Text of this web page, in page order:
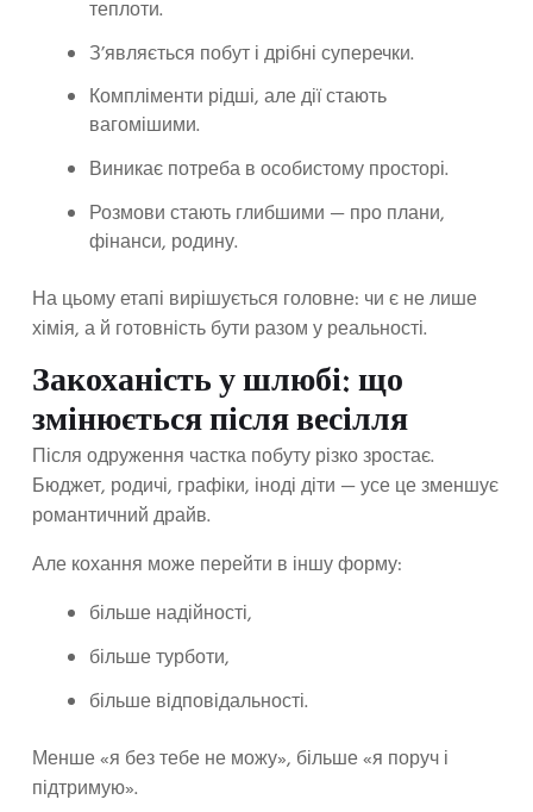
теплоти.
З’являється побут і дрібні суперечки.
Компліменти рідші, але дії стають
вагомішими.
Виникає потреба в особистому просторі.
Розмови стають глибшими — про плани,
фінанси, родину.
На цьому етапі вирішується головне: чи є не лише
хімія, а й готовність бути разом у реальності.
Закоханість у шлюбі: що
змінюється після весілля
Після одруження частка побуту різко зростає.
Бюджет, родичі, графіки, іноді діти — усе це зменшує
романтичний драйв.
Але кохання може перейти в іншу форму:
більше надійності,
більше турботи,
більше відповідальності.
Менше «я без тебе не можу», більше «я поруч і
підтримую».